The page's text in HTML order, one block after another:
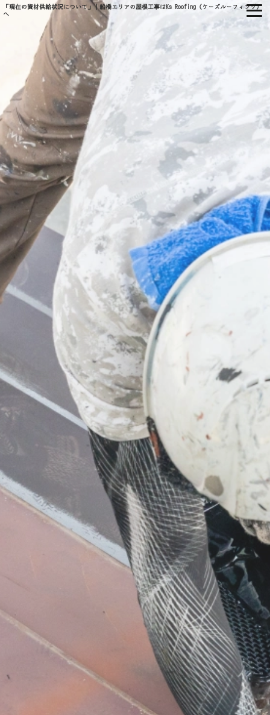
「現在の資材供給状況について」｜船橋エリアの屋根工事はKs Roofing（ケーズルーフィング）
へ
㈱KS ROOFING
ホーム
当社について
会社概要
当社の強み
屋根工事
板金工事
サイディング工事
防水工事・雨樋工事
塗装工事
施工の流れ
よくあるご質問
お知らせ